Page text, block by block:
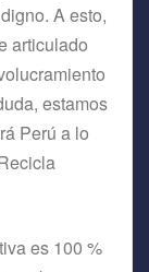
A esto,
articulado
estamos
Perú a lo
es 100 %